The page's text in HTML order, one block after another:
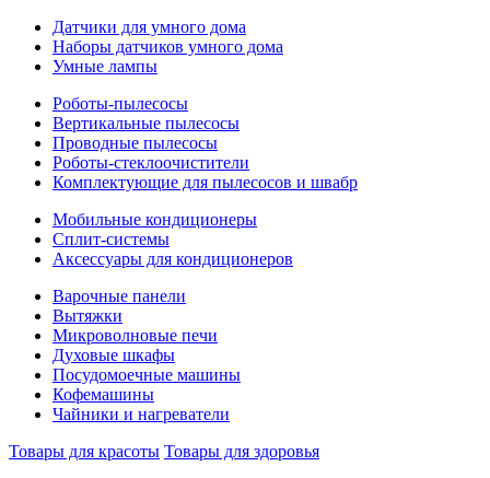
Датчики для умного дома
Наборы датчиков умного дома
Умные лампы
Роботы-пылесосы
Вертикальные пылесосы
Проводные пылесосы
Роботы-стеклоочистители
Комплектующие для пылесосов и швабр
Мобильные кондиционеры
Сплит-системы
Аксессуары для кондиционеров
Варочные панели
Вытяжки
Микроволновые печи
Духовые шкафы
Посудомоечные машины
Кофемашины
Чайники и нагреватели
Товары для красоты Товары для здоровья